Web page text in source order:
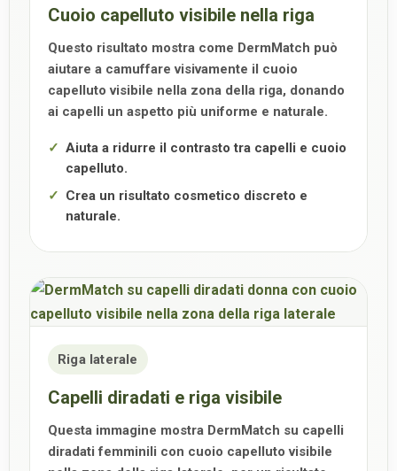
Cuoio capelluto visibile nella riga
Questo risultato mostra come DermMatch può
aiutare a camuffare visivamente il cuoio
capelluto visibile nella zona della riga, donando
ai capelli un aspetto più uniforme e naturale.
Aiuta a ridurre il contrasto tra capelli e cuoio
capelluto.
Crea un risultato cosmetico discreto e
naturale.
Riga laterale
Capelli diradati e riga visibile
Questa immagine mostra DermMatch su capelli
diradati femminili con cuoio capelluto visibile